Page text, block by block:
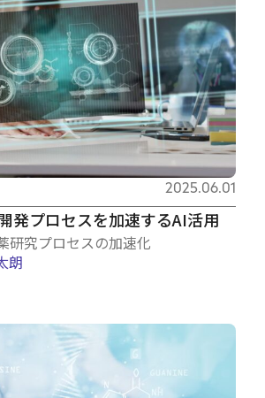
発プロセスを加速するAI活用
研究プロセスの加速化
2025.06.01
朗